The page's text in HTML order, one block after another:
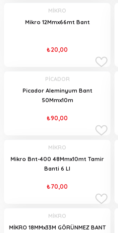
MİKRO
Mikro 12Mmx66mt Bant
₺20,00
PİCADOR
Picador Aleminyum Bant
50Mmx10m
₺90,00
MİKRO
Mikro Bnt-400 48Mmx10mt Tamir
Banti 6 LI
₺70,00
MİKRO
MİKRO 18MMx33M GÖRÜNMEZ BANT